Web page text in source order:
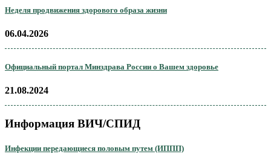
Неделя продвижения здорового образа жизни
06.04.2026
Официальный портал Минздрава России о Вашем здоровье
21.08.2024
Информация ВИЧ/СПИД
Инфекции передающиеся половым путем (ИППП)